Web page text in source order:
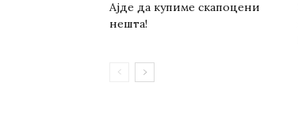
Ајде да купиме скапоцени
нешта!